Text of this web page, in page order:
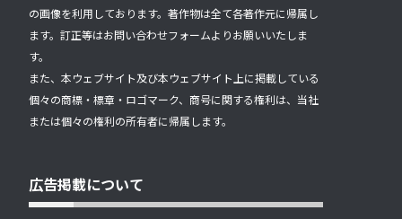
の画像を利用しております。著作物は全て各著作元に帰属し
ます。訂正等はお問い合わせフォームよりお願いいたしま
す。
また、本ウェブサイト及び本ウェブサイト上に掲載している
個々の商標・標章・ロゴマーク、商号に関する権利は、当社
または個々の権利の所有者に帰属します。
広告掲載について